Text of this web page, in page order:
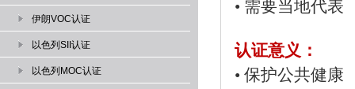
伊朗VOC认证
以色列SII认证
以色列MOC认证
• 需要当地代表
认证意义：
• 保